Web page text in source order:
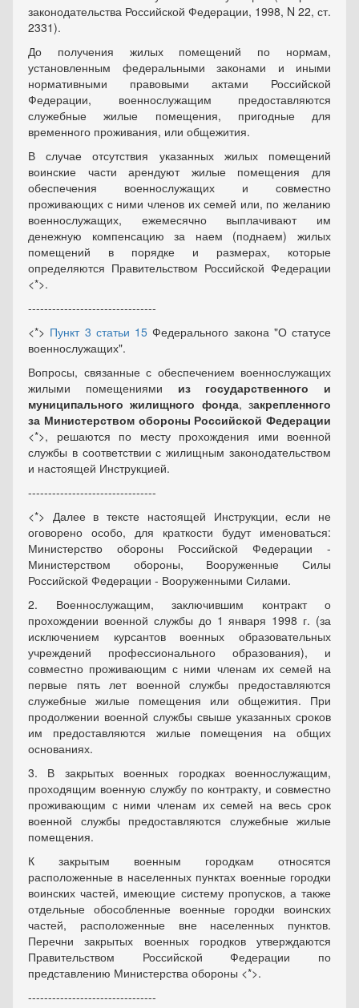
законодательства Российской Федерации, 1998, N 22, ст.
2331).
До получения жилых помещений по нормам,
установленным федеральными законами и иными
нормативными правовыми актами Российской
Федерации, военнослужащим предоставляются
служебные жилые помещения, пригодные для
временного проживания, или общежития.
В случае отсутствия указанных жилых помещений
воинские части арендуют жилые помещения для
обеспечения военнослужащих и совместно
проживающих с ними членов их семей или, по желанию
военнослужащих, ежемесячно выплачивают им
денежную компенсацию за наем (поднаем) жилых
помещений в порядке и размерах, которые
определяются Правительством Российской Федерации
<*>.
--------------------------------
<*> Пункт 3 статьи 15 Федерального закона "О статусе
военнослужащих".
Вопросы, связанные с обеспечением военнослужащих
жилыми помещениями из государственного и
муниципального жилищного фонда, закрепленного
за Министерством обороны Российской Федерации
<*>, решаются по месту прохождения ими военной
службы в соответствии с жилищным законодательством
и настоящей Инструкцией.
--------------------------------
<*> Далее в тексте настоящей Инструкции, если не
оговорено особо, для краткости будут именоваться:
Министерство обороны Российской Федерации -
Министерством обороны, Вооруженные Силы
Российской Федерации - Вооруженными Силами.
2. Военнослужащим, заключившим контракт о
прохождении военной службы до 1 января 1998 г. (за
исключением курсантов военных образовательных
учреждений профессионального образования), и
совместно проживающим с ними членам их семей на
первые пять лет военной службы предоставляются
служебные жилые помещения или общежития. При
продолжении военной службы свыше указанных сроков
им предоставляются жилые помещения на общих
основаниях.
3. В закрытых военных городках военнослужащим,
проходящим военную службу по контракту, и совместно
проживающим с ними членам их семей на весь срок
военной службы предоставляются служебные жилые
помещения.
К закрытым военным городкам относятся
расположенные в населенных пунктах военные городки
воинских частей, имеющие систему пропусков, а также
отдельные обособленные военные городки воинских
частей, расположенные вне населенных пунктов.
Перечни закрытых военных городков утверждаются
Правительством Российской Федерации по
представлению Министерства обороны <*>.
--------------------------------